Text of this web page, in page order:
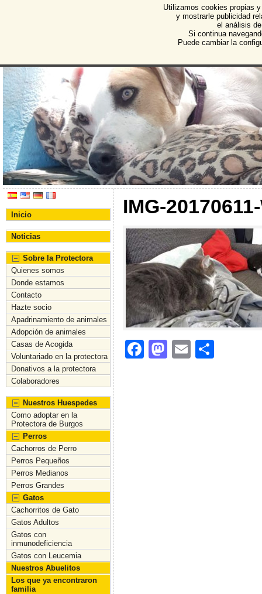
Protectora de Animales
Asociación Protectora de Animales y Plantas de
Inicio
Noticias
Sobre la Protectora
Quienes somos
Donde estamos
Contacto
Hazte socio
Apadrinamiento de animales
Adopción de animales
Casas de Acogida
Voluntariado en la protectora
Donativos a la protectora
Colaboradores
Nuestros Huespedes
Como adoptar en la
Protectora de Burgos
Perros
Cachorros de Perro
Perros Pequeños
Perros Medianos
Perros Grandes
Gatos
Cachorritos de Gato
Gatos Adultos
Gatos con
inmunodeficiencia
Gatos con Leucemia
Nuestros Abuelitos
Los que ya encontraron
familia
IMG-
F
M
E
Utilizamos cookies propias
y mostrarle publicidad
el análisis
Si continua
Puede cambiar la